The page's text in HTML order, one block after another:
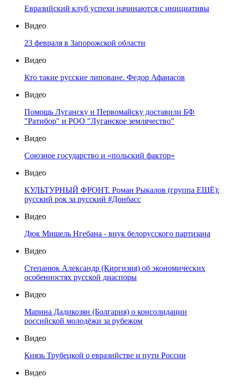
Евразийский клуб успехи начинаются с инициативы
Видео
23 февраля в Запорожской области
Видео
Кто такие русские липоване. Федор Афанасов
Видео
Помощь Луганску и Первомайску доставили БФ
"Ратибор" и РОО "Луганское землячество"
Видео
Союзное государство и «польский фактор»
Видео
КУЛЬТУРНЫЙ ФРОНТ. Роман Рыкалов (группа ЕЩЁ):
русский рок за русский #Донбасс
Видео
Дюк Мишель Нгебана - внук белорусского партизана
Видео
Степанюк Александр (Киргизия) об экономических
особенностях русской диаспоры
Видео
Марина Дадикозян (Болгария) о консолидации
российской молодёжи за рубежом
Видео
Князь Трубецкой о евразийстве и пути России
Видео